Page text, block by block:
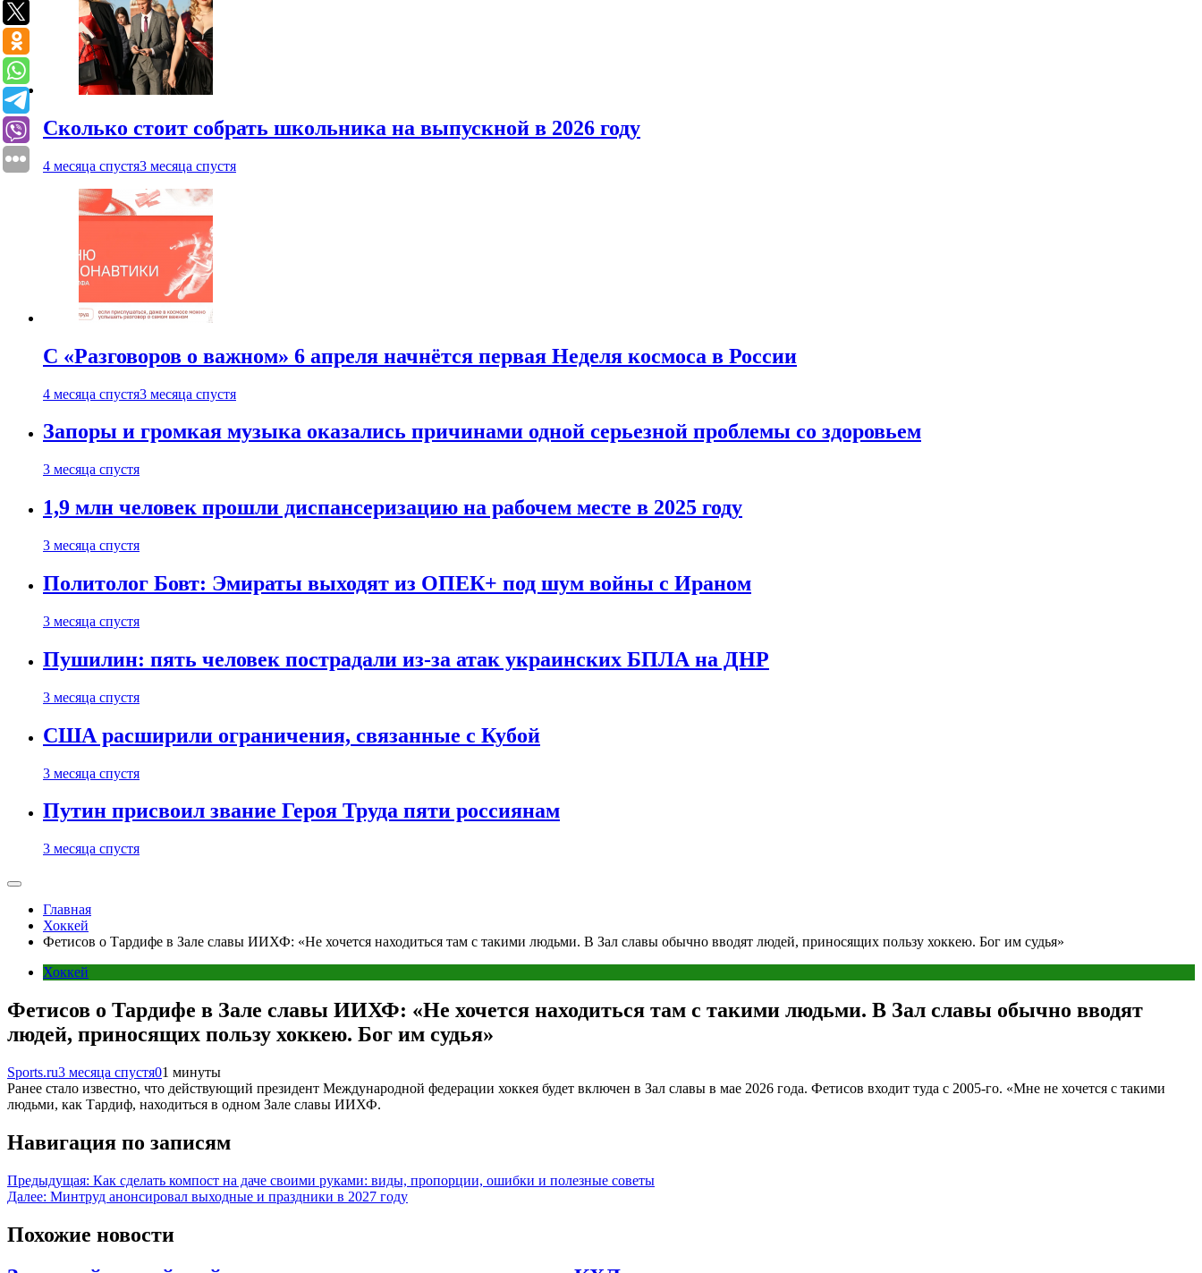
Сколько стоит собрать школьника на выпускной в 2026 году
4 месяца спустя3 месяца спустя
С «Разговоров о важном» 6 апреля начнётся первая Неделя космоса в России
4 месяца спустя3 месяца спустя
Запоры и громкая музыка оказались причинами одной серьезной проблемы со здоровьем
3 месяца спустя
1,9 млн человек прошли диспансеризацию на рабочем месте в 2025 году
3 месяца спустя
Политолог Бовт: Эмираты выходят из ОПЕК+ под шум войны с Ираном
3 месяца спустя
Пушилин: пять человек пострадали из-за атак украинских БПЛА на ДНР
3 месяца спустя
США расширили ограничения, связанные с Кубой
3 месяца спустя
Путин присвоил звание Героя Труда пяти россиянам
3 месяца спустя
Главная
Хоккей
Фетисов о Тардифе в Зале славы ИИХФ: «Не хочется находиться там с такими людьми. В Зал славы обычно вводят людей, приносящих пользу хоккею. Бог им судья»
Хоккей
Фетисов о Тардифе в Зале славы ИИХФ: «Не хочется находиться там с такими людьми. В Зал славы обычно вводят
людей, приносящих пользу хоккею. Бог им судья»
Sports.ru3 месяца спустя01 минуты
Ранее стало известно, что действующий президент Международной федерации хоккея будет включен в Зал славы в мае 2026 года. Фетисов входит туда с 2005-го. «Мне не хочется с такими
людьми, как Тардиф, находиться в одном Зале славы ИИХФ.
Навигация по записям
Предыдущая: Как сделать компост на даче своими руками: виды, пропорции, ошибки и полезные советы
Далее: Минтруд анонсировал выходные и праздники в 2027 году
Похожие новости